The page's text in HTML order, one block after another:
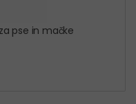
pse in mačke